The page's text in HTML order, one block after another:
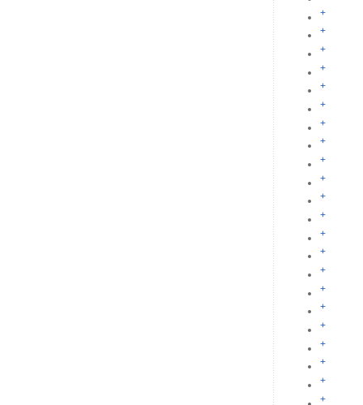
+
+
+
+
+
+
+
+
+
+
+
+
+
+
+
+
+
+
+
+
+
+